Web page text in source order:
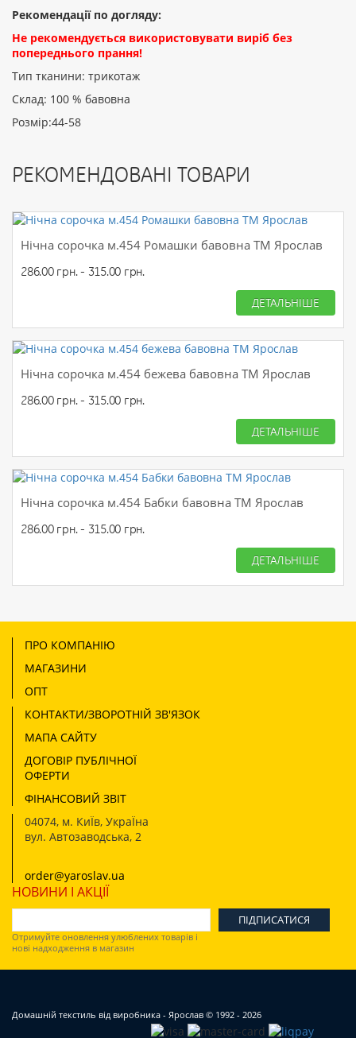
Рекомендації по догляду:
Не рекомендується використовувати виріб без
попереднього прання!
Тип тканини: трикотаж
Склад: 100 % бавовна
Розмір:44-58
РЕКОМЕНДОВАНІ ТОВАРИ
Нічна сорочка м.454 Ромашки бавовна ТМ Ярослав
286.00 грн. - 315.00 грн.
ДЕТАЛЬНІШЕ
Нічна сорочка м.454 бежева бавовна ТМ Ярослав
286.00 грн. - 315.00 грн.
ДЕТАЛЬНІШЕ
Нічна сорочка м.454 Бабки бавовна ТМ Ярослав
286.00 грн. - 315.00 грн.
ДЕТАЛЬНІШЕ
ПРО КОМПАНІЮ
МАГАЗИНИ
ОПТ
КОНТАКТИ/ЗВОРОТНІЙ ЗВ'ЯЗОК
МАПА САЙТУ
ДОГОВІР ПУБЛІЧНОЇ
ОФЕРТИ
ФІНАНСОВИЙ ЗВІТ
04074, м. КиЇв, УкраЇна
вул. Автозаводська, 2
order@yaroslav.ua
НОВИНИ І АКЦІЇ
Отримуйте оновлення улюблених товарів і
нові надходження в магазин
Домашній текстиль від виробника - Ярослав © 1992 - 2026